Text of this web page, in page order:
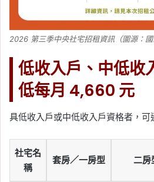
2026 第三季中央社宅招租資訊（圖源：國
低收入戶、中低收
低每月 4,660 元
具低收入戶或中低收入戶資格者，可
社宅名
稱
套房／一房型 二房